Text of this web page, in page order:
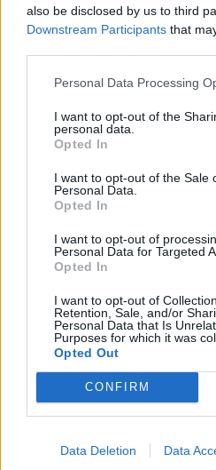
also be disclosed by us to third
Downstream Participants that
Personal Data Processing
I want to opt-out of the
personal data.
Opted In
I want to opt-out of the Sale
Personal Data.
Opted In
I want to opt-out of
Personal Data for Targeted
Opted In
I want to opt-out of
Retention, Sale, and/or
Personal Data that Is
Purposes for which it was
Opted Out
CONFIRM
Data Deletion Data
A közlemény szerint Valaska
szétválasztásához szükséges
határozatát követően a vállalat
is Halmi Tamás geofizikus-
KEDVES OLVASÓNK!
A keresett cikk a
tartozik, melynek olvasása
Az előfizetés a következőket
Portfolio.hu teljes
Kötéslisták: BÉT elmúlt 2
kötéslistái